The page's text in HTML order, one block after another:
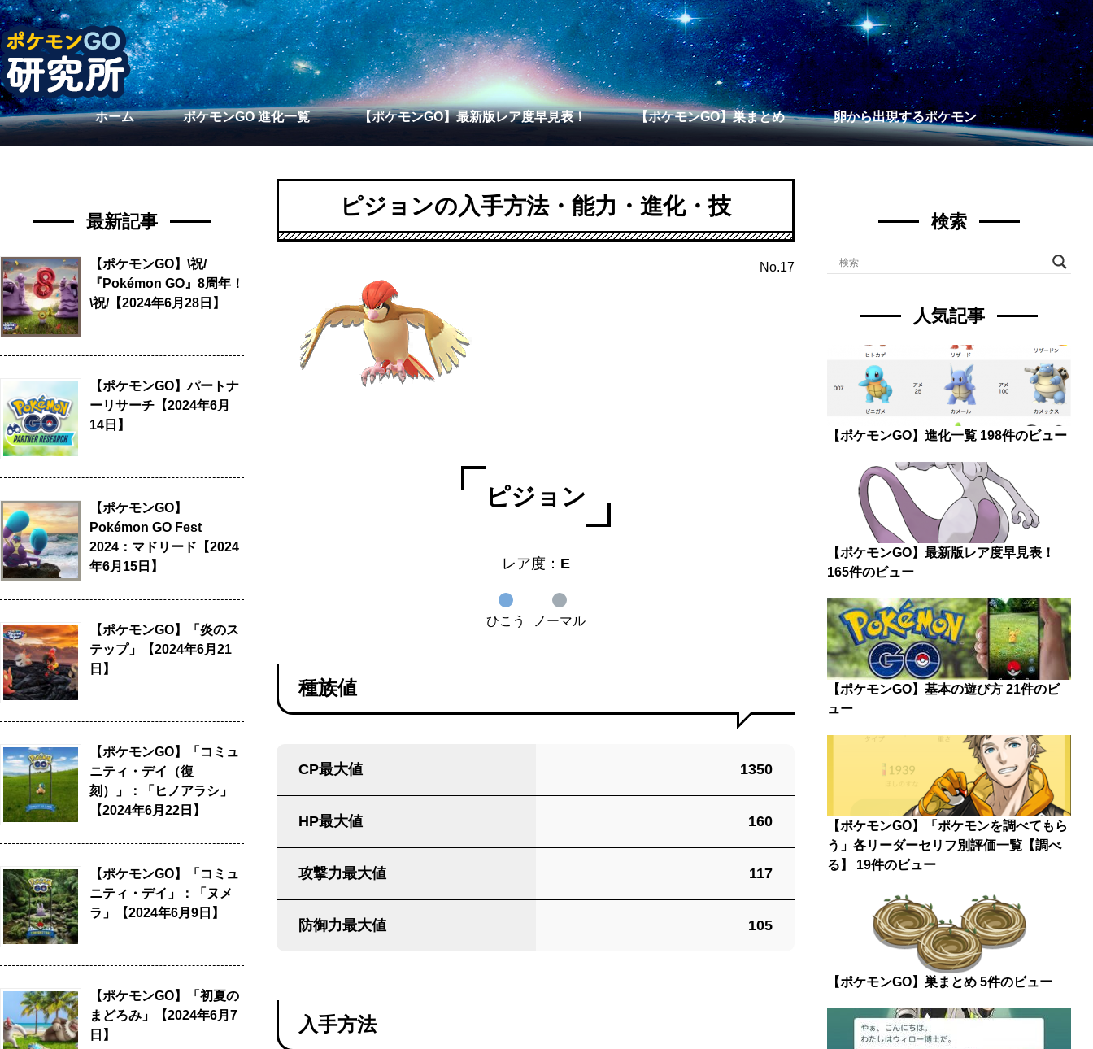
ホーム ポケモンGO 進化一覧 【ポケモンGO】最新版レア度早見表！ 【ポケモンGO】巣まとめ 卵から出現するポケモン
ピジョンの入手方法・能力・進化・技
No.17
ピジョン
レア度： E
ひこう ノーマル
種族値
CP最大値 1350
HP最大値 160
攻撃力最大値 117
防御力最大値 105
入手方法
最新記事
【ポケモンGO】\祝/
『Pokémon GO』8周年！
\祝/【2024年6月28日】
【ポケモンGO】パートナ
ーリサーチ【2024年6月
14日】
【ポケモンGO】
Pokémon GO Fest
2024：マドリード【2024
年6月15日】
【ポケモンGO】「炎のス
テップ」【2024年6月21
日】
【ポケモンGO】「コミュ
ニティ・デイ（復
刻）」：「ヒノアラシ」
【2024年6月22日】
【ポケモンGO】「コミュ
ニティ・デイ」：「ヌメ
ラ」【2024年6月9日】
【ポケモンGO】「初夏の
まどろみ」【2024年6月7
日】
検索
人気記事
【ポケモンGO】進化一覧 198件のビュー
【ポケモンGO】最新版レア度早見表！
165件のビュー
【ポケモンGO】基本の遊び方 21件のビ
ュー
【ポケモンGO】「ポケモンを調べてもら
う」各リーダーセリフ別評価一覧【調べ
る】
19件のビュー
【ポケモンGO】巣まとめ 5件のビュー